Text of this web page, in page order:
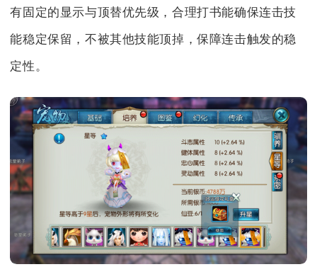
有固定的显示与顶替优先级，合理打书能确保连击技
能稳定保留，不被其他技能顶掉，保障连击触发的稳
定性。